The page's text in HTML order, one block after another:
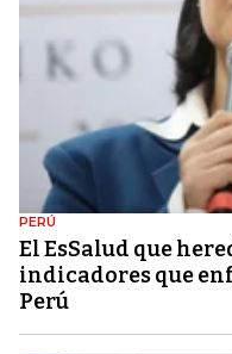
PERÚ
El EsSalud que
indicadores que
Perú